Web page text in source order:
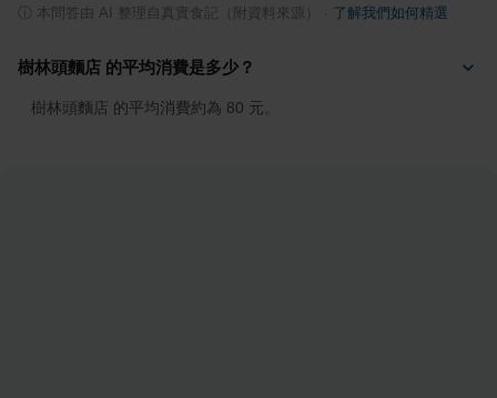
本問答由 AI 整理自真實食記（附資料來源） 了解我們如何精選
樹林頭麵店 的平均消費是多少？
樹林頭麵店 的平均消費約為 80 元。